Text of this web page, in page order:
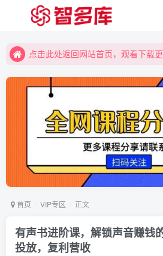
点击此处返回网站首页，观看下载更
点击此处返回网站首页，观看下载更
首页 VIP专区 正文
有声书进阶课，解锁声音赚钱
投放，复利营收